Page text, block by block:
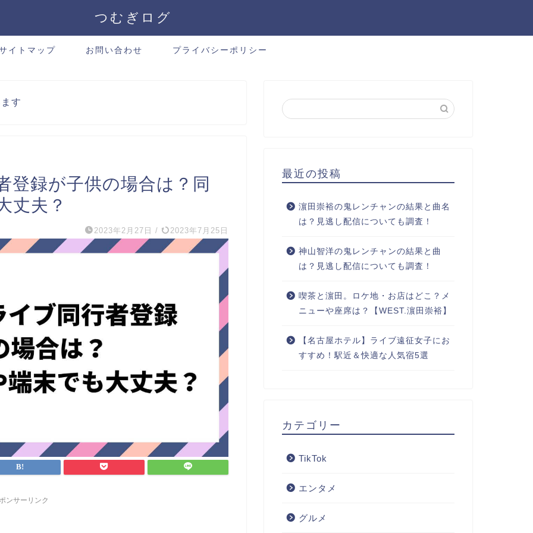
つむぎログ
イトマップ お問い合わせ プライバシーポリシー
す
登録が子供の場合は？同
丈夫？
2023年2月27日 / 2023年7月25日
ンサーリンク
最近の投稿
濵田崇裕の鬼レンチャンの結果と曲名
は？見逃し配信についても調査！
神山智洋の鬼レンチャンの結果と曲
は？見逃し配信についても調査！
喫茶と濵田。ロケ地・お店はどこ？メ
ニューや座席は？【WEST.濵田崇裕】
【名古屋ホテル】ライブ遠征女子にお
すすめ！駅近＆快適な人気宿5選
カテゴリー
TikTok
エンタメ
グルメ